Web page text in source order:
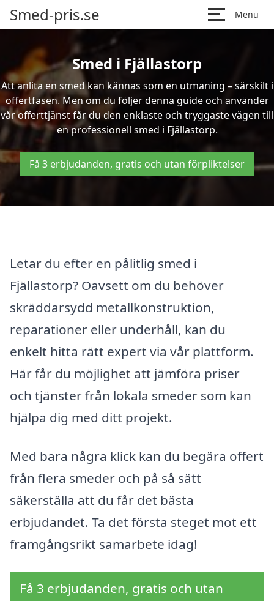
Smed-pris.se Menu
Smed i Fjällastorp
Att anlita en smed kan kännas som en utmaning – särskilt i
offertfasen. Men om du följer denna guide och använder
vår offerttjänst får du den enklaste och tryggaste vägen till
en professionell smed i Fjällastorp.
Få 3 erbjudanden, gratis och utan förpliktelser
Letar du efter en pålitlig smed i
Fjällastorp? Oavsett om du behöver
skräddarsydd metallkonstruktion,
reparationer eller underhåll, kan du
enkelt hitta rätt expert via vår plattform.
Här får du möjlighet att jämföra priser
och tjänster från lokala smeder som kan
hjälpa dig med ditt projekt.
Med bara några klick kan du begära offert
från flera smeder och på så sätt
säkerställa att du får det bästa
erbjudandet. Ta det första steget mot ett
framgångsrikt samarbete idag!
Få 3 erbjudanden, gratis och utan